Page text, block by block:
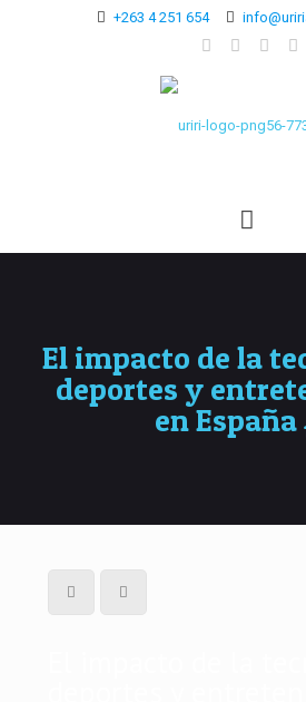
+263 4 251 654
El impacto de la
deportes y
en